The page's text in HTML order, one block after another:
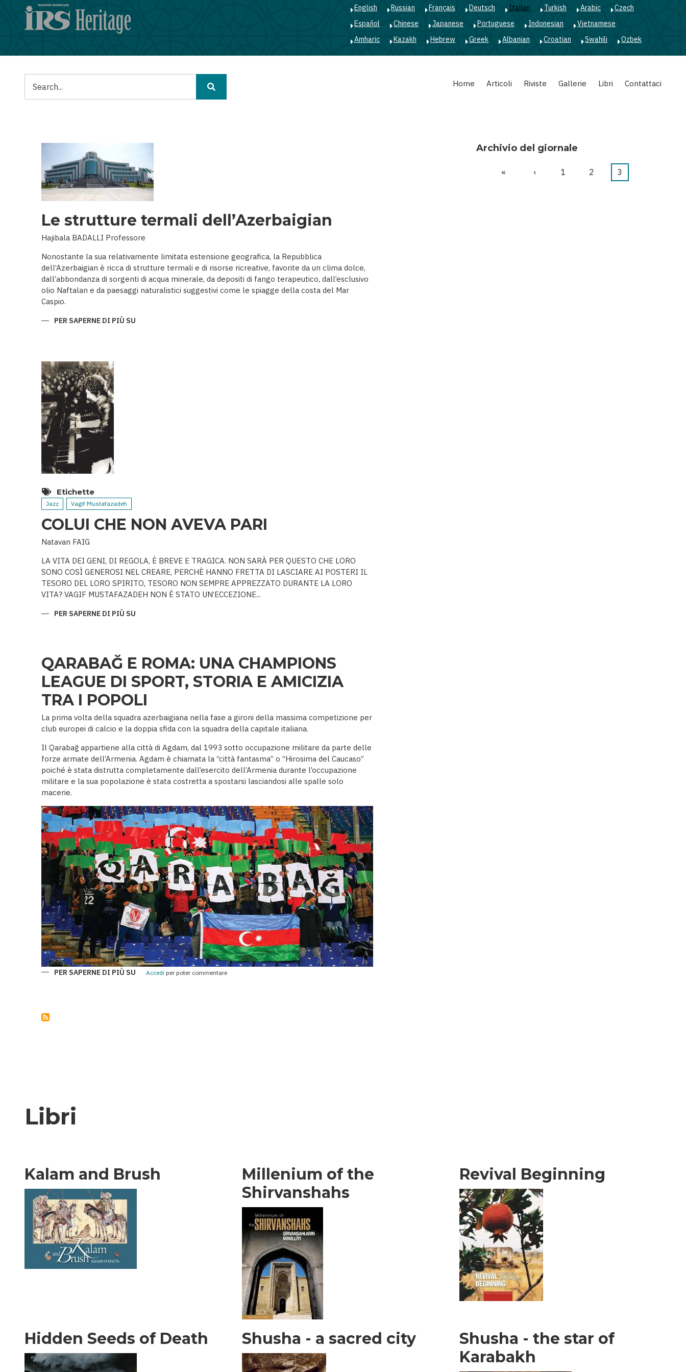
contenuto
English Russian Français Deutsch Italian Turkish Arabic
Czech
Español
Chinese Japanese Portuguese Indonesian
Vietnamese
Amharic
Kazakh Hebrew Greek Albanian Croatian Swahili Ozbek
Home Articoli Riviste Gallerie Libri Contattaci
Le strutture termali dell’Azerbaigian
Hajibala BADALLI Professore
Nonostante la sua relativamente limitata estensione geografica, la Repubblica
dell’Azerbaigian è ricca di strutture termali e di risorse ricreative, favorite da un clima dolce,
dall’abbondanza di sorgenti di acqua minerale, da depositi di fango terapeutico, dall’esclusivo
olio Naftalan e da paesaggi naturalistici suggestivi come le spiagge della costa del Mar
Caspio.
PER SAPERNE DI PIÙ SU
Etichette
Jazz Vagif Mustafazadeh
COLUI CHE NON AVEVA PARI
Natavan FAIG
LA VITA DEI GENI, DI REGOLA, È BREVE E TRAGICA. NON SARÀ PER QUESTO CHE LORO
SONO COSÌ GENEROSI NEL CREARE, PERCHÈ HANNO FRETTA DI LASCIARE AI POSTERI IL
TESORO DEL LORO SPIRITO, TESORO NON SEMPRE APPREZZATO DURANTE LA LORO
VITA? VAGIF MUSTAFAZADEH NON È STATO UN’ECCEZIONE...
PER SAPERNE DI PIÙ SU
QARABAĞ E ROMA: UNA CHAMPIONS
LEAGUE DI SPORT, STORIA E AMICIZIA
TRA I POPOLI
La prima volta della squadra azerbaigiana nella fase a gironi della massima competizione per
club europei di calcio e la doppia sfida con la squadra della capitale italiana.
Il Qarabağ appartiene alla città di Agdam, dal 1993 sotto occupazione militare da parte delle
forze armate dell’Armenia. Agdam è chiamata la “città fantasma” o “Hirosima del Caucaso”
poiché è stata distrutta completamente dall’esercito dell’Armenia durante l’occupazione
militare e la sua popolazione è stata costretta a spostarsi lasciandosi alle spalle solo
macerie.
PER SAPERNE DI PIÙ SU QARABAĞ
Accedi per poter commentare
Archivio del giornale
Prima
«
Pagina
‹ Pagina
1 Pagina
2
Pagina
3
Libri
Kalam and Brush
Millenium of the
Shirvanshahs
Revival Beginning
Hidden Seeds of Death Shusha - a sacred city
Shusha - the star of
Karabakh